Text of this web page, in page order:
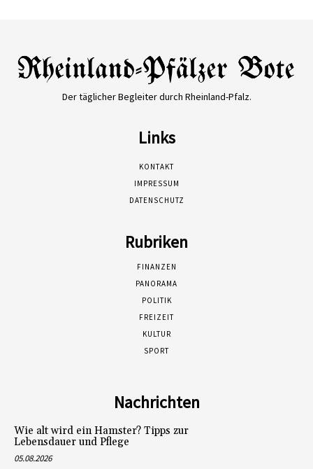
Der täglicher Begleiter durch Rheinland-Pfalz.
Links
KONTAKT
IMPRESSUM
DATENSCHUTZ
Rubriken
FINANZEN
PANORAMA
POLITIK
FREIZEIT
KULTUR
SPORT
Nachrichten
Wie alt wird ein Hamster? Tipps zur
Lebensdauer und Pflege
05.08.2026